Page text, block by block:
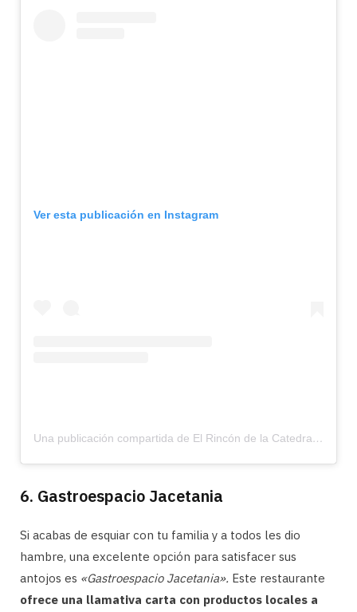
Ver esta publicación en Instagram
Una publicación compartida de El Rincón de la Catedral (@elrincondelacatedral)
6. Gastroespacio Jacetania
Si acabas de esquiar con tu familia y a todos les dio
hambre, una excelente opción para satisfacer sus
antojos es «Gastroespacio Jacetania». Este restaurante
ofrece una llamativa carta con productos locales a